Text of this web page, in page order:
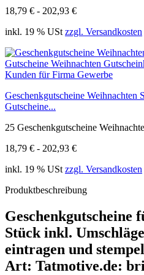
18,79 € - 202,93 €
inkl. 19 % USt zzgl. Versandkosten
Geschenkgutscheine Weihnachten
Gutscheine...
25 Geschenkgutscheine
18,79 € - 202,93 €
inkl. 19 % USt zzgl. Versandkosten
Produktbeschreibung
Geschenkgutscheine
Stück inkl.
eintragen und
Art: Tatmotive.de: